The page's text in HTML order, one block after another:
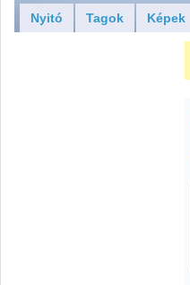
Nyitó Tagok Képek